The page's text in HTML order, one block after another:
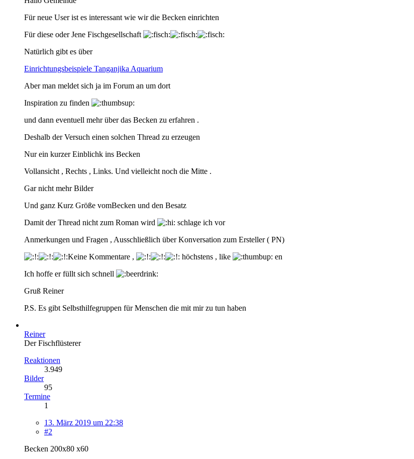
Für neue User ist es interessant wie wir die Becken einrichten
Für diese oder Jene Fischgesellschaft
Natürlich gibt es über
Einrichtungsbeispiele Tanganjika Aquarium
Aber man meldet sich ja im Forum an um dort
Inspiration zu finden
und dann eventuell mehr über das Becken zu erfahren .
Deshalb der Versuch einen solchen Thread zu erzeugen
Nur ein kurzer Einblichk ins Becken
Vollansicht , Rechts , Links. Und vielleicht noch die Mitte .
Gar nicht mehr Bilder
Und ganz Kurz Größe vomBecken und den Besatz
Damit der Thread nicht zum Roman wird
schlage ich vor
Anmerkungen und Fragen , Ausschließlich über Konversation zum Ersteller ( PN)
Keine Kommentare ,
höchstens , like
en
Ich hoffe er füllt sich schnell
Gruß Reiner
P.S. Es gibt Selbsthilfegruppen für Menschen die mit mir zu tun haben
Reiner
Der Fischflüsterer
Reaktionen
3.949
Bilder
95
Termine
1
13. März 2019 um 22:38
#2
Becken 200x80 x60